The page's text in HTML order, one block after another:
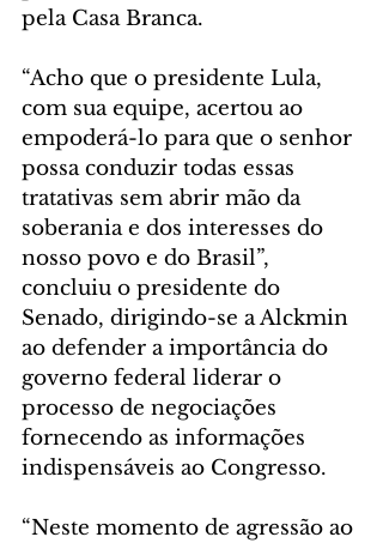
pela Casa Branca.
“Acho que o presidente Lula,
com sua equipe, acertou ao
empoderá-lo para que o senhor
possa conduzir todas essas
tratativas sem abrir mão da
soberania e dos interesses do
nosso povo e do Brasil”,
concluiu o presidente do
Senado, dirigindo-se a Alckmin
ao defender a importância do
governo federal liderar o
processo de negociações
fornecendo as informações
indispensáveis ao Congresso.
“Neste momento de agressão ao